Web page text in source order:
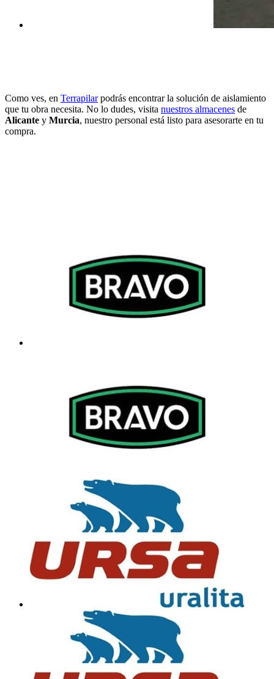
Como ves, en Terrapilarpodrás encontrar la solución de aislamiento
que tu obra necesita. No lo dudes, visita nuestros almacenes de
Alicante y Murcia, nuestro personal está listo para asesorarte en tu
compra.